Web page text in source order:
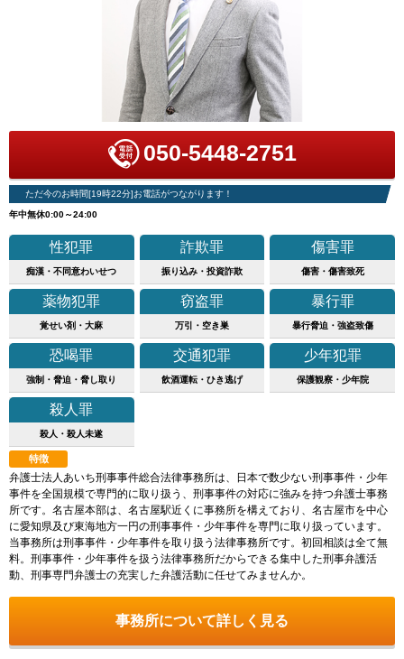
050-5448-2751
ただ今のお時間[19時22分]お電話がつながります！
年中無休0:00～24:00
性犯罪
痴漢・不同意わいせつ
詐欺罪
振り込み・投資詐欺
傷害罪
傷害・傷害致死
薬物犯罪
覚せい剤・大麻
窃盗罪
万引・空き巣
暴行罪
暴行脅迫・強盗致傷
恐喝罪
強制・脅迫・脅し取り
交通犯罪
飲酒運転・ひき逃げ
少年犯罪
保護観察・少年院
殺人罪
殺人・殺人未遂
特徴
弁護士法人あいち刑事事件総合法律事務所は、日本で数少ない刑事事件・少年
事件を全国規模で専門的に取り扱う、刑事事件の対応に強みを持つ弁護士事務
所です。名古屋本部は、名古屋駅近くに事務所を構えており、名古屋市を中心
に愛知県及び東海地方一円の刑事事件・少年事件を専門に取り扱っています。
当事務所は刑事事件・少年事件を取り扱う法律事務所です。初回相談は全て無
料。刑事事件・少年事件を扱う法律事務所だからできる集中した刑事弁護活
動、刑事専門弁護士の充実した弁護活動に任せてみませんか。
事務所について詳しく見る